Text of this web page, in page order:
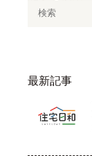
最新記事